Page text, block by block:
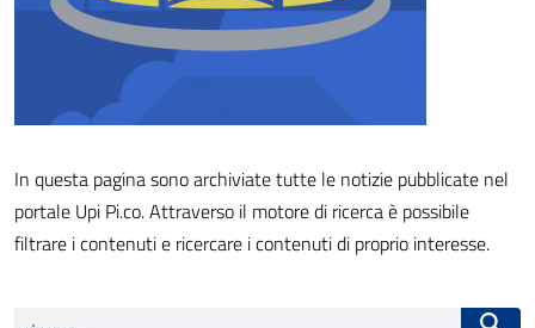
In questa pagina sono archiviate tutte le notizie pubblicate nel
portale Upi Pi.co. Attraverso il motore di ricerca è possibile
filtrare i contenuti e ricercare i contenuti di proprio interesse.